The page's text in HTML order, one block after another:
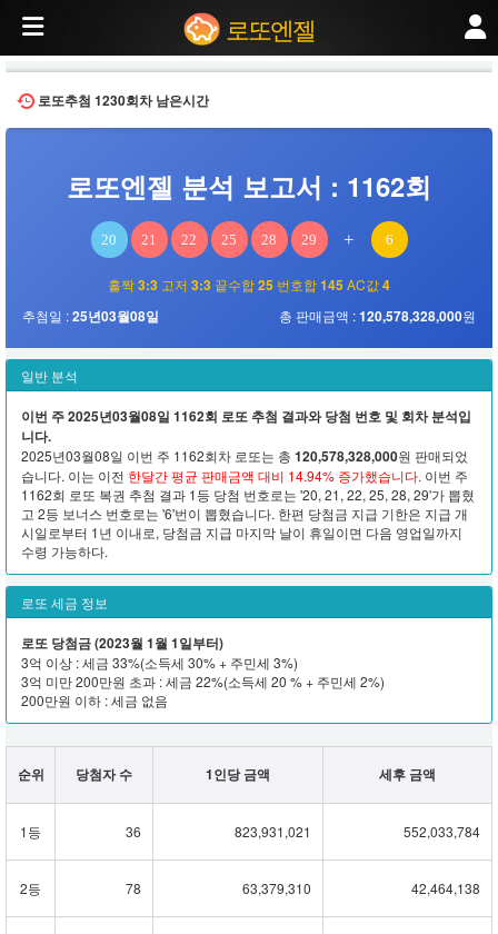
2025년03월08일 추첨된 제1162회 로또 당첨번호 분석. 번호 분포, 홀짝 비율, 고저
로또엔젤
로또추첨 1230회차남은시간
로또엔젤 분석 보고서 : 1162회
20 21 22 25 28 29 + 6
홀짝3:3 고저 3:3 끝수합25 번호합145 AC값4
추첨일 :25년03월08일 총 판매금액 :120,578,328,000원
일반 분석
이번 주 2025년03월08일 1162회 로또 추첨 결과와 당첨 번호 및 회차 분석입
니다.
2025년03월08일 이번 주 1162회차 로또는 총 120,578,328,000원 판매되었
습니다. 이는 이전 한달간 평균 판매금액 대비 14.94% 증가했습니다. 이번 주
1162회 로또 복권 추첨 결과 1등 당첨 번호로는 '20, 21, 22, 25, 28, 29'가 뽑혔
고 2등 보너스 번호로는 '6'번이 뽑혔습니다. 한편 당첨금 지급 기한은 지급 개
시일로부터 1년 이내로, 당첨금 지급 마지막 날이 휴일이면 다음 영업일까지
수령 가능하다.
로또 세금 정보
로또 당첨금 (2023월 1월 1일부터)
3억 이상 : 세금 33%(소득세 30% + 주민세 3%)
3억 미만 200만원 초과 : 세금 22%(소득세 20 % + 주민세 2%)
200만원 이하 : 세금 없음
순위 당첨자 수 1인당 금액 세후 금액
1등 36 823,931,021 552,033,784
2등 78 63,379,310 42,464,138